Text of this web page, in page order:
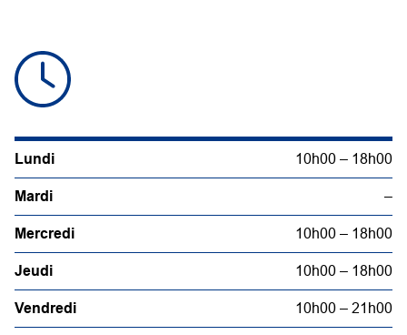
Lundi 10h00 – 18h00
Mardi –
Mercredi 10h00 – 18h00
Jeudi 10h00 – 18h00
Vendredi 10h00 – 21h00